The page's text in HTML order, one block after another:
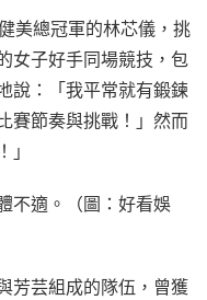
美總冠軍的林芯儀，挑
女子好手同場競技，包
說：「我平常就有鍛鍊
賽節奏與挑戰！」然而
不適。（圖：好看娛
芳芸組成的隊伍，曾獲